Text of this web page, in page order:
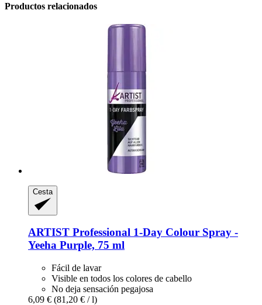
Productos relacionados
Cesta
ARTIST Professional 1-​Day Colour Spray -​
Yeeha Purple, 75 ml
Fácil de lavar
Visible en todos los colores de cabello
No deja sensación pegajosa
6,09 € (81,20 € / l)